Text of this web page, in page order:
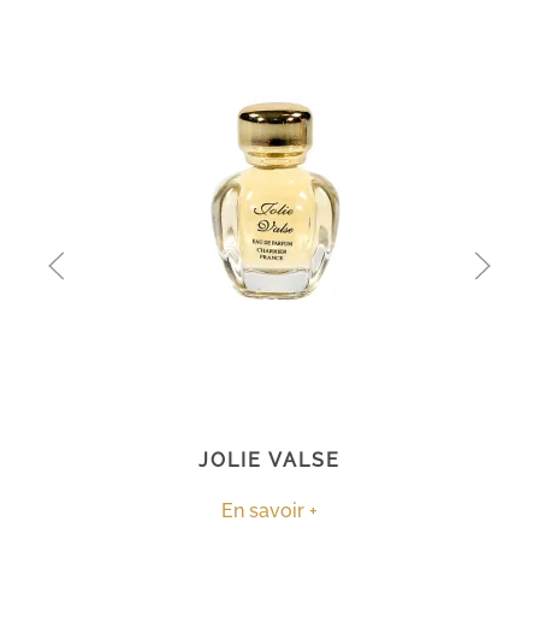
JOLIE VALSE
En savoir +